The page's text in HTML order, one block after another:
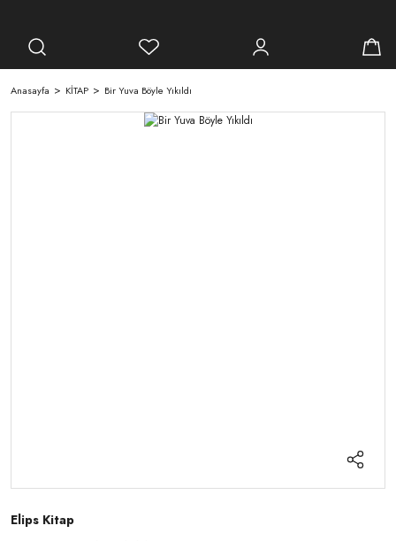
Anasayfa KİTAP Bir Yuva Böyle Yıkıldı
Elips Kitap